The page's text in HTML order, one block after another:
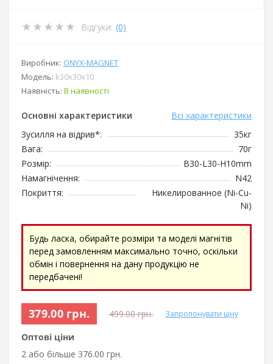
Відгуки: (0)
Виробник: ОNYX-MAGNET
Модель: k30x30x10
Наявність: В наявності
Основні характеристики
Всі характеристики
Зусилля на відрив*:
35кг
Вага:
70г
Розмір:
B30-L30-H10mm
Намагнічення:
N42
Покриття:
Никелированное (Ni-Cu-
Ni)
Будь ласка, обирайте розміри та моделі магнітів
перед замовленням максимально точно, оскільки
обмін і повернення на дану продукцію не
передбачені!
379.00 грн. 499.00 грн. Запропонувати ціну
Оптові ціни
2 або більше 376.00 грн.